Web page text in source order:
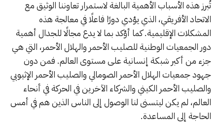
تُبرز هذه الأسباب الأهمية البالغة لاستمرار تعاوننا الوثيق مع
الاتحاد الأفريقي، الذي يؤدي دورًا فاعلًا في معالجة هذه
المشكلات الإقليمية. كما أؤكد بما لا يدع مجالًا للجدال أهمية
دور الجمعيات الوطنية للصليب الأحمر والهلال الأحمر، التي هي
جزء من أكبر شبكة إنسانية على مستوى العالم. فمن دون
جهود جمعيات الهلال الأحمر الصومالي والصليب الأحمر الإثيوبي
والصليب الأحمر الكيني والشركاء الآخرين في الحركة في أنحاء
العالم، لم يكن ليتسنى لنا الوصول إلى الناس الذين هم في أمس
الحاجة إلى المساعدة.